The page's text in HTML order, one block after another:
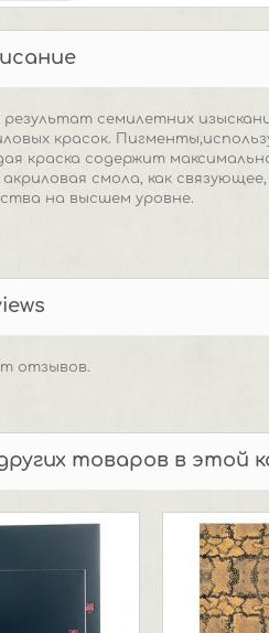
семилетних
красок.
краска содержит
акриловая смола, как
на высшем уровне.
отзывов.
товаров в этой